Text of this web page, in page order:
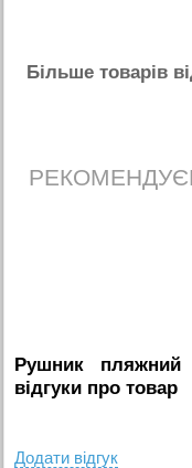
Бiльше товарiв
Рушник пляжний
вiдгуки про товар
Додати вiдгук